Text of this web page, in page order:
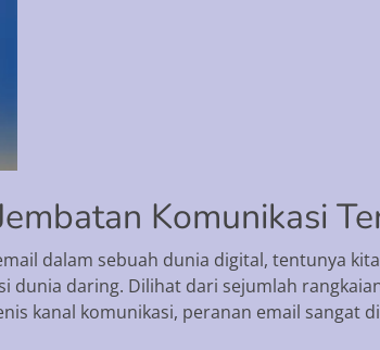
Komunikasi
dalam sebuah dunia digital, tentunya
dunia daring. Dilihat dari sejumlah
kanal komunikasi, peranan email sangat